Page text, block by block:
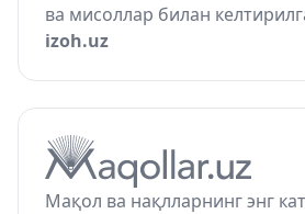
ва мисоллар билан
izoh.uz
Мақол ва нақлларнинг энг